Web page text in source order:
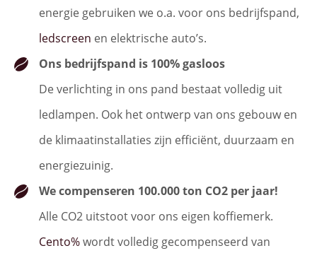
energie gebruiken we o.a. voor ons bedrijfspand,
ledscreen en elektrische auto’s.
Ons bedrijfspand is 100% gasloos
De verlichting in ons pand bestaat volledig uit
ledlampen. Ook het ontwerp van ons gebouw en
de klimaatinstallaties zijn efficiënt, duurzaam en
energiezuinig.
We compenseren 100.000 ton CO2 per jaar!
Alle CO2 uitstoot voor ons eigen koffiemerk.
Cento%wordt volledig gecompenseerd van